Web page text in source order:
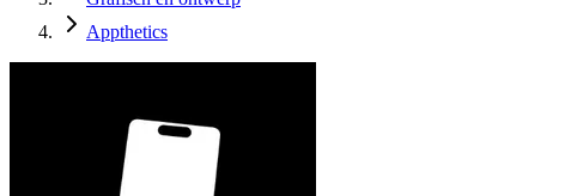
Appthetics